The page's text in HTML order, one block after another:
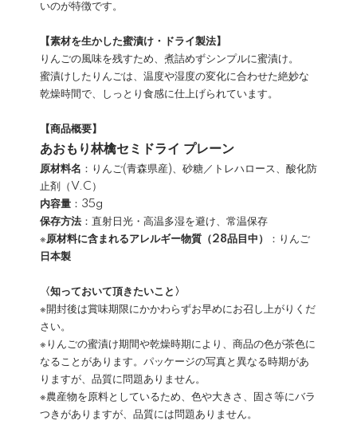
いのが特徴です。
【素材を生かした蜜漬け・ドライ製法】
りんごの風味を残すため、煮詰めずシンプルに蜜漬け。
蜜漬けしたりんごは、温度や湿度の変化に合わせた絶妙な
乾燥時間で、しっとり食感に仕上げられています。
【商品概要】
あおもり林檎セミドライ プレーン
原材料名 ：りんご(青森県産)、砂糖／トレハロース、酸化防
止剤（V.C）
内容量 ：35g
保存方法 ：直射日光・高温多湿を避け、常温保存
※原材料に含まれるアレルギー物質（28品目中）
：りんご
日本製
〈知っておいて頂きたいこと〉
※開封後は賞味期限にかかわらずお早めにお召し上がりくだ
さい。
※りんごの蜜漬け期間や乾燥時期により、商品の色が茶色に
なることがあります。パッケージの写真と異なる時期があ
りますが、品質に問題ありません。
※農産物を原料としているため、色や大きさ、固さ等にバラ
つきがありますが、品質には問題ありません。